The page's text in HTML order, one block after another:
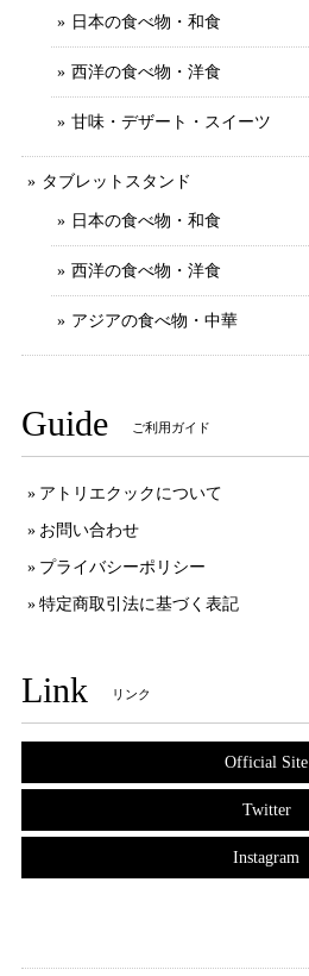
日本の食べ物・和食
西洋の食べ物・洋食
甘味・デザート・スイーツ
タブレットスタンド
日本の食べ物・和食
西洋の食べ物・洋食
アジアの食べ物・中華
Guide ご利用ガイド
アトリエクックについて
お問い合わせ
プライバシーポリシー
特定商取引法に基づく表記
Link リンク
Official Site
Twitter
Instagram